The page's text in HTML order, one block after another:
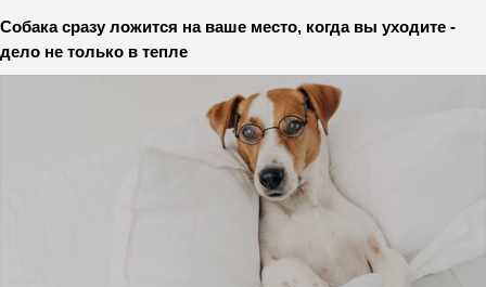
Собака сразу ложится на ваше место, когда вы уходите -
дело не только в тепле